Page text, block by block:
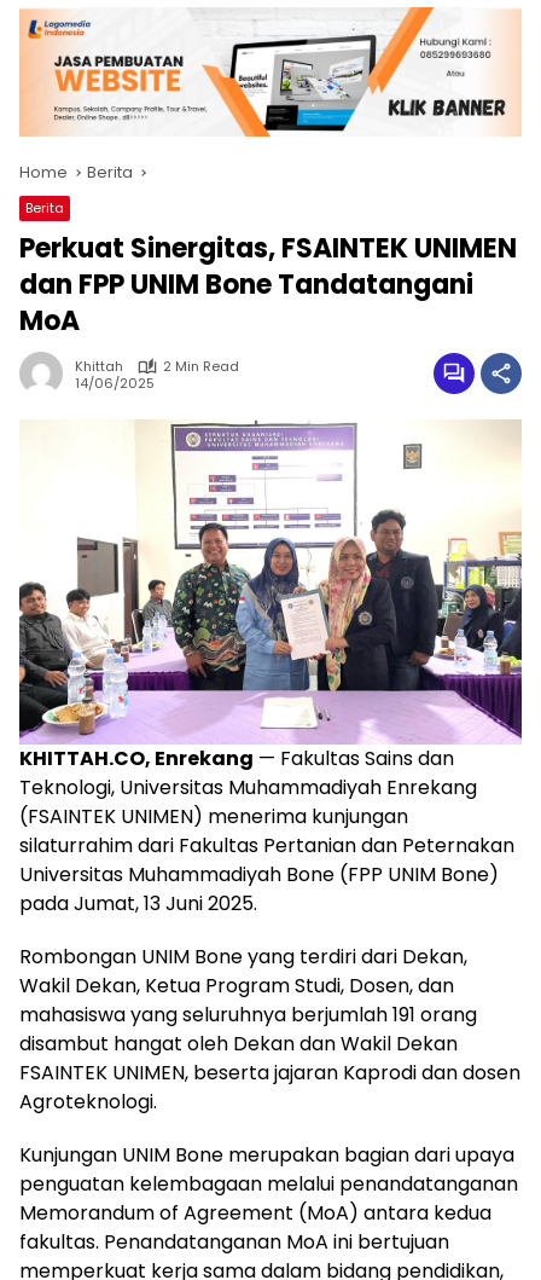
Home Berita
Berita
Perkuat Sinergitas, FSAINTEK UNIMEN
dan FPP UNIM Bone Tandatangani
MoA
Khittah
2 Min Read
14/06/2025
KHITTAH.CO, Enrekang — Fakultas Sains dan
Teknologi, Universitas Muhammadiyah Enrekang
(FSAINTEK UNIMEN) menerima kunjungan
silaturrahim dari Fakultas Pertanian dan Peternakan
Universitas Muhammadiyah Bone (FPP UNIM Bone)
pada Jumat, 13 Juni 2025.
Rombongan UNIM Bone yang terdiri dari Dekan,
Wakil Dekan, Ketua Program Studi, Dosen, dan
mahasiswa yang seluruhnya berjumlah 191 orang
disambut hangat oleh Dekan dan Wakil Dekan
FSAINTEK UNIMEN, beserta jajaran Kaprodi dan dosen
Agroteknologi.
Kunjungan UNIM Bone merupakan bagian dari upaya
penguatan kelembagaan melalui penandatanganan
Memorandum of Agreement (MoA) antara kedua
fakultas. Penandatanganan MoA ini bertujuan
memperkuat kerja sama dalam bidang pendidikan,